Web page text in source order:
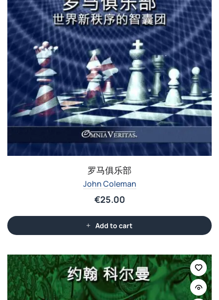
罗马俱乐部
John Coleman
€25.00
Add to cart